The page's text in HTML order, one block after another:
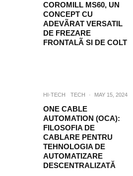
COROMILL MS60, UN
CONCEPT CU
ADEVÃRAT VERSATIL
DE FREZARE
FRONTALÃ SI DE COLT
HI-TECH TECH · MAY 15, 2024
ONE CABLE
AUTOMATION (OCA):
FILOSOFIA DE
CABLARE PENTRU
TEHNOLOGIA DE
AUTOMATIZARE
DESCENTRALIZATĂ